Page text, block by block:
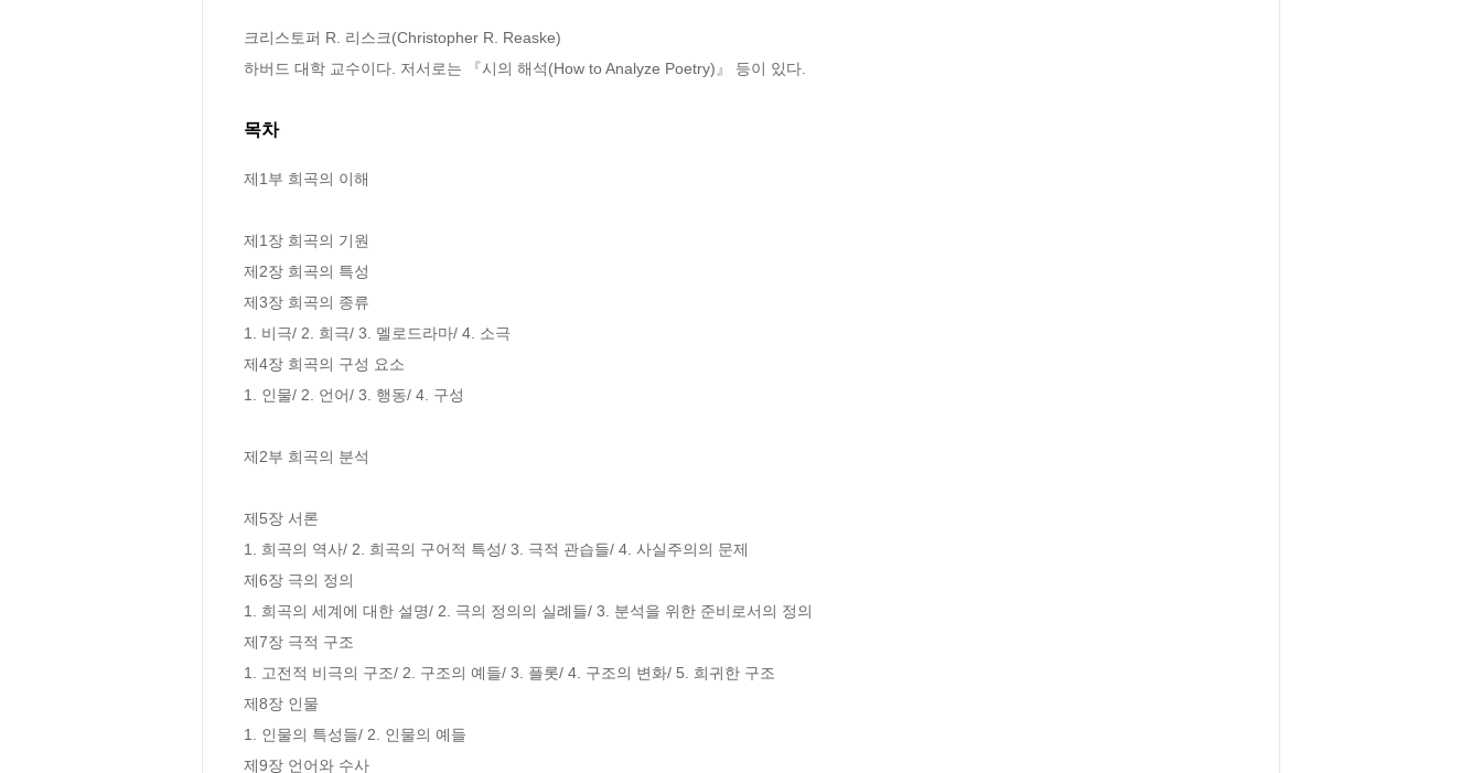
크리스토퍼 R. 리스크(Christopher R. Reaske)
하버드 대학 교수이다. 저서로는 『시의 해석(How to Analyze Poetry)』 등이 있다.
목차
제1부 희곡의 이해
제1장 희곡의 기원
제2장 희곡의 특성
제3장 희곡의 종류
1. 비극/ 2. 희극/ 3. 멜로드라마/ 4. 소극
제4장 희곡의 구성 요소
1. 인물/ 2. 언어/ 3. 행동/ 4. 구성
제2부 희곡의 분석
제5장 서론
1. 희곡의 역사/ 2. 희곡의 구어적 특성/ 3. 극적 관습들/ 4. 사실주의의 문제
제6장 극의 정의
1. 희곡의 세계에 대한 설명/ 2. 극의 정의의 실례들/ 3. 분석을 위한 준비로서의 정의
제7장 극적 구조
1. 고전적 비극의 구조/ 2. 구조의 예들/ 3. 플롯/ 4. 구조의 변화/ 5. 희귀한 구조
제8장 인물
1. 인물의 특성들/ 2. 인물의 예들
제9장 언어와 수사